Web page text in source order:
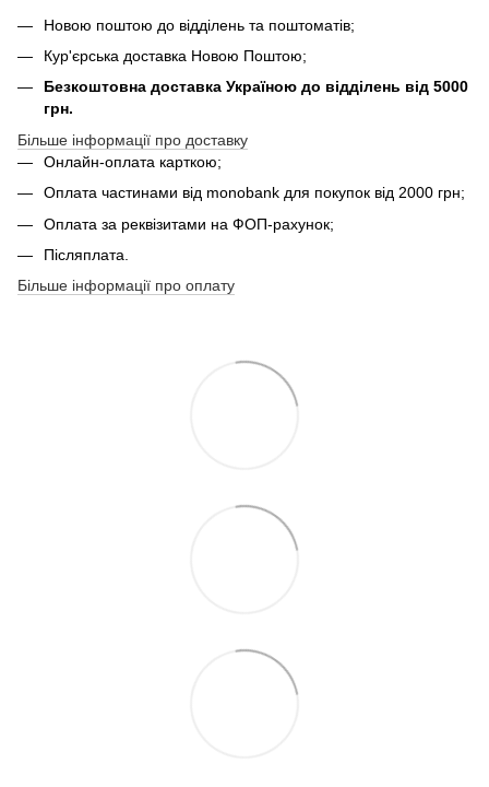
Новою поштою до відділень та поштоматів;
Кур'єрська доставка Новою Поштою;
Безкоштовна доставка Україною до відділень від 5000
грн.
Більше інформації про доставку
Онлайн-оплата карткою;
Оплата частинами від monobank для покупок від 2000 грн;
Оплата за реквізитами на ФОП-рахунок;
Післяплата.
Більше інформації про оплату